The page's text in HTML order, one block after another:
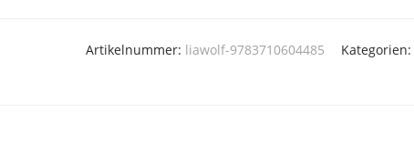
Artikelnummer: liawolf-9783710604485 Kategorien: